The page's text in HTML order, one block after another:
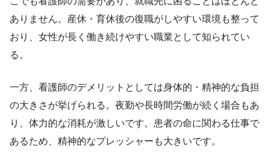
ありません。産休・育休後の復職がしやすい環境も整って
おり、女性が長く働き続けやすい職業として知られてい
る。
一方、看護師のデメリットとしては身体的・精神的な負担
の大きさが挙げられる。夜勤や長時間労働が続く場合もあ
り、体力的な消耗が激しいです。患者の命に関わる仕事で
あるため、精神的なプレッシャーも大きいです。